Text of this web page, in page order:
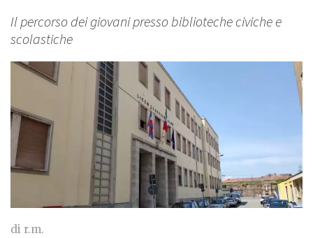
Il percorso dei giovani presso biblioteche civiche e
scolastiche
di r.m.